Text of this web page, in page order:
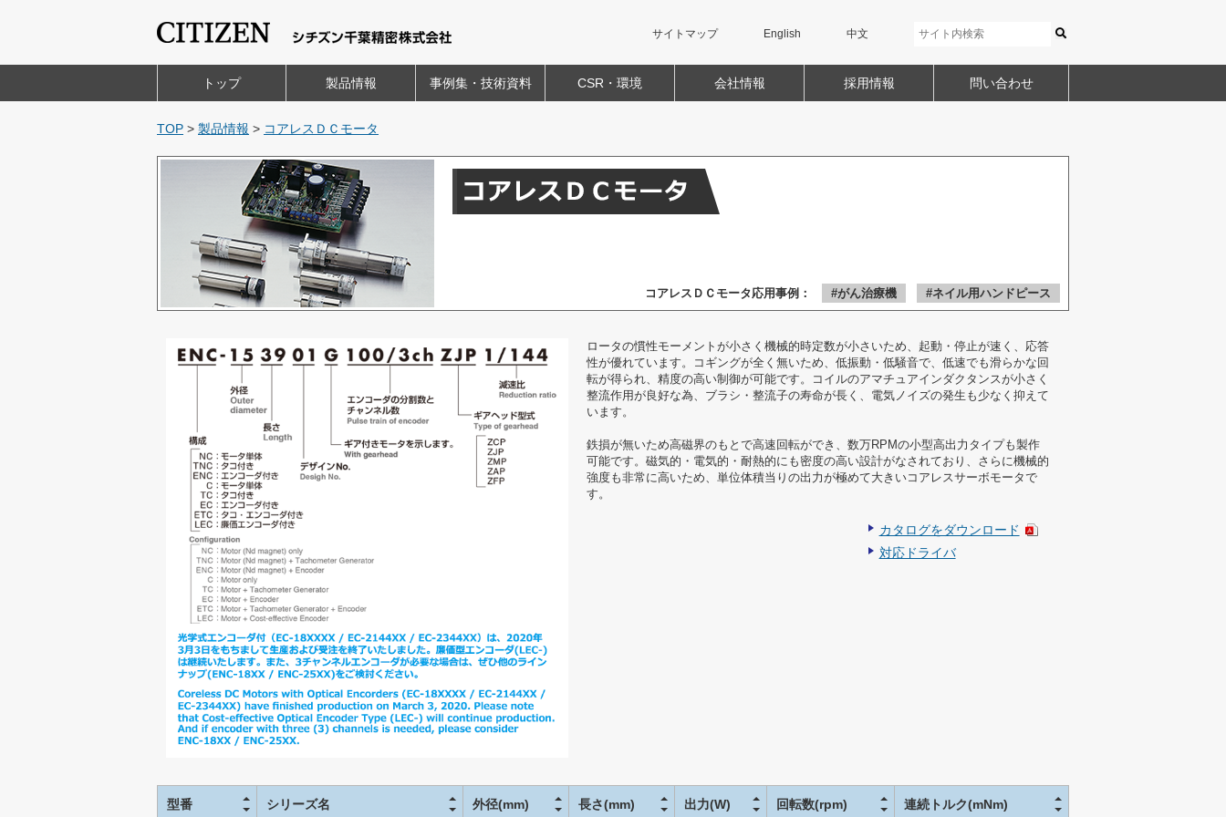
サイトマップ English 中文
トップ 製品情報 事例集・技術資料 CSR・環境 会社情報 採用情報 問い合わせ
TOP > 製品情報 > コアレスＤＣモータ
コアレスＤＣモータ応用事例： #がん治療機 #ネイル用ハンドピース
ロータの慣性モーメントが小さく機械的時定数が小さいため、起動・停止が速く、応答
性が優れています。コギングが全く無いため、低振動・低騒音で、低速でも滑らかな回
転が得られ、精度の高い制御が可能です。コイルのアマチュアインダクタンスが小さく
整流作用が良好な為、ブラシ・整流子の寿命が長く、電気ノイズの発生も少なく抑えて
います。
鉄損が無いため高磁界のもとで高速回転ができ、数万RPMの小型高出力タイプも製作
可能です。磁気的・電気的・耐熱的にも密度の高い設計がなされており、さらに機械的
強度も非常に高いため、単位体積当りの出力が極めて大きいコアレスサーボモータで
す。
カタログをダウンロード
対応ドライバ
型番 シリーズ名 外径(mm) 長さ(mm) 出力(W) 回転数(rpm) 連続トルク(mNm)